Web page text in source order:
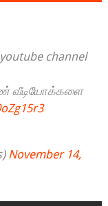
channel
வீடியோக்களை
November 14,